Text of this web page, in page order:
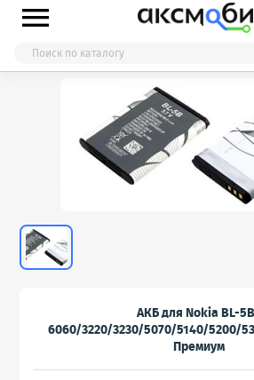

АКБ для Nokia BL-
6060/3220/3230/5070/5140/5200/
Премиум